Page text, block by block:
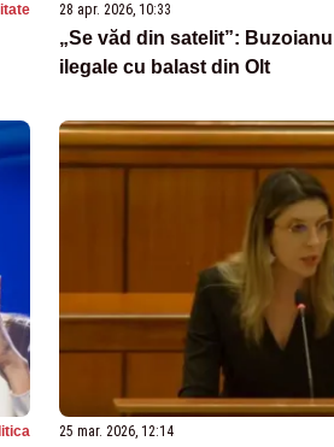
28 apr. 2026, 10:33
„Se văd din satelit”:
ilegale cu balast din Olt
25 mar. 2026, 12:14